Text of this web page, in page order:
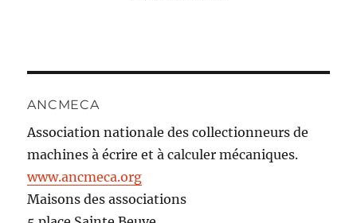
ANCMECA
Association nationale des collectionneurs de
machines à écrire et à calculer mécaniques.
www.ancmeca.org
Maisons des associations